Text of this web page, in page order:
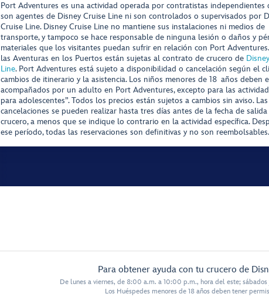
Port Adventures es una actividad operada por contratistas independientes
son agentes de Disney Cruise Line ni son controlados o supervisados por
Cruise Line. Disney Cruise Line no mantiene sus instalaciones ni medios de
transporte, y tampoco se hace responsable de ninguna lesión o daños y
materiales que los visitantes puedan sufrir en relación con Port
las Aventuras en los Puertos están sujetas al contrato de crucero de
Line. Port Adventures está sujeto a disponibilidad o cancelación según el
cambios de itinerario y la asistencia. Los niños menores de 18 años deben
acompañados por un adulto en Port Adventures, excepto para las
para adolescentes”. Todos los precios están sujetos a cambios sin aviso. Las
cancelaciones se pueden realizar hasta tres días antes de la fecha de
crucero, a menos que se indique lo contrario en la actividad específica.
ese período, todas las reservaciones son definitivas y no son reembolsables.
Para obtener ayuda con tu crucero de
De lunes a viernes, de 8:00 a.m. a 10:00 p.m., hora del este;
Los Huéspedes menores de 18 años deben tener